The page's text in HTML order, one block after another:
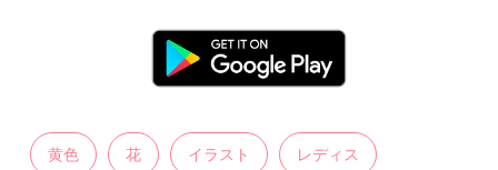
黄色 花 イラスト レディス